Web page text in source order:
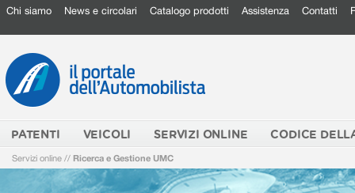
Chi siamo News e circolari Catalogo prodotti Assistenza Contatti
PATENTI VEICOLI SERVIZI ONLINE CODICE
Servizi online // Ricerca e Gestione UMC